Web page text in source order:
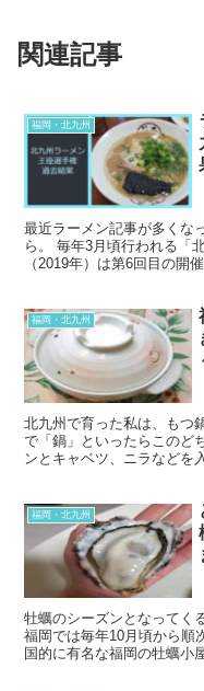
関連記事
福岡・北九州
最近ラーメン記事が多くな
ら。 毎年3月頃行われる「
（2019年）は第6回目の開
福岡・北九州
北九州で育った私は、もつ
で「鍋」といったらこのど
ンとキャベツ、ニラなどを
福岡・北九州
牡蠣のシーズンとなってく
福岡では毎年10月頃から順
国的に有名な福岡の牡蠣小